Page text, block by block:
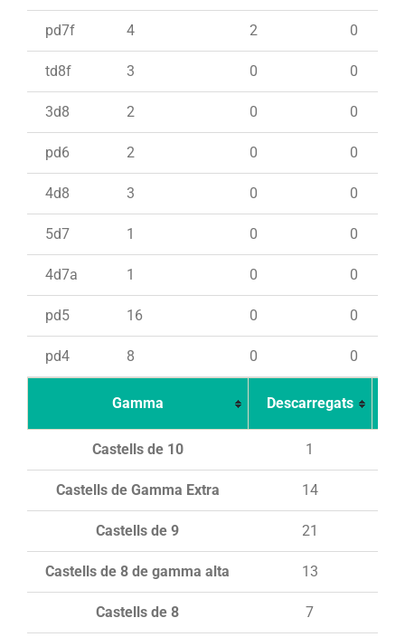
pd7f 4 2 0
td8f 3 0 0
3d8 2 0 0
pd6 2 0 0
4d8 3 0 0
5d7 1 0 0
4d7a 1 0 0
pd5 16 0 0
pd4 8 0 0
Gamma Descarregats
Castells de 10 1
Castells de Gamma Extra 14
Castells de 9 21
Castells de 8 de gamma alta 13
Castells de 8 7